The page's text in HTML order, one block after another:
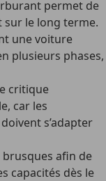
permet de
sur le long terme.
une voiture
plusieurs phases,
critique
car les
s’adapter
brusques afin de
capacités dès le